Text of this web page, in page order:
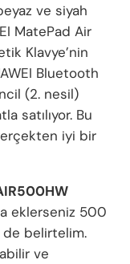
ve siyah
MatePad Air
Klavye’nin
Bluetooth
(2. nesil)
satılıyor. Bu
iyi bir
eklerseniz 500
de belirtelim.
ve